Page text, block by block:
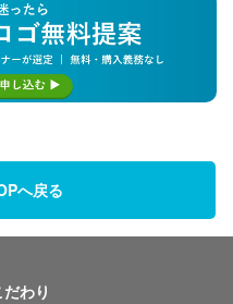
へ戻る
だわり